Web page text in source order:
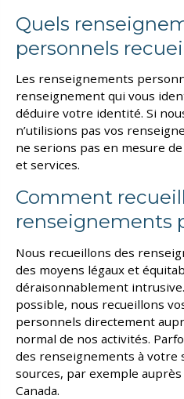
Quels
personnels
Les renseignements
renseignement qui vous
déduire votre identité. Si
n’utilisions pas vos
ne serions pas en mesure
et services.
Comment
renseignements
Nous recueillons des
des moyens légaux et
déraisonnablement
possible, nous recueillons
personnels directement
normal de nos activités.
des renseignements à votre
sources, par exemple auprès
Canada.